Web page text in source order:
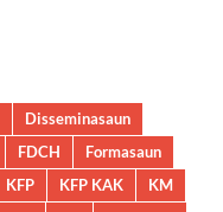
Disseminasaun
FDCH
Formasaun
KFP KFP KAK
KM